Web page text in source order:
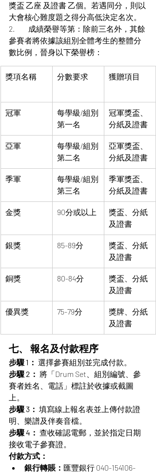
獎盃 乙座 及證書 乙個。若遇同分，則以
大會核心難度題之得分高低決定名次。
2. 	成績榮譽等第：除前三名外，其餘
參賽者將依據該組別全體考生的整體分
數比例，晉身以下榮譽榜：
獎項名稱 分數要求 獲贈項目
冠軍
每學級/組別
第一名
冠軍獎盃、
分紙及證書
亞軍
每學級/組別
第二名
亞軍獎盃、
分紙及證書
季軍
每學級/組別
第三名
季軍獎盃、
分紙及證書
金獎 90分或以上
獎盃、分紙
及證書
銀獎 85-89分
獎盃、分紙
及證書
銅獎 80-84分
獎盃、分紙
及證書
優異獎 75-79分
獎牌、分紙
及證書
七、 報名及付款程序
步驟 1： 選擇參賽組別並完成付款。
步驟 2： 將「Drum Set、組別編號、參
賽者姓名、電話」標註於收據或截圖
上。
步驟 3： 填寫線上報名表並上傳付款證
明、樂譜及伴奏音檔。
步驟 4： 查收確認電郵，並於指定日期
接收電子參賽證。
付款方式：
銀行轉賬： 匯豐銀行 040-154106-